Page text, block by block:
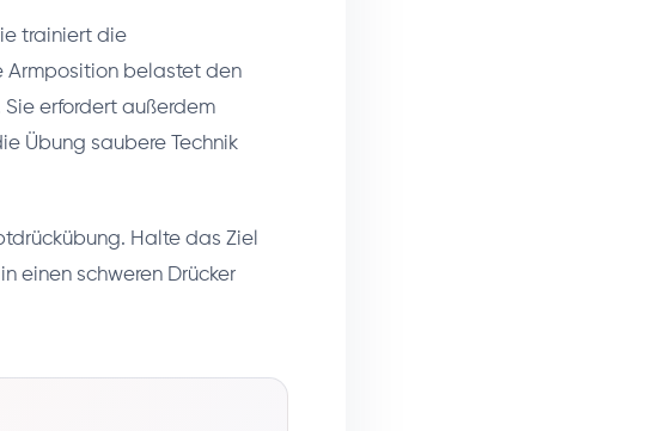
trainiert die
Armposition belastet den
erfordert außerdem
Übung saubere Technik
Halte das Ziel
einen schweren Drücker